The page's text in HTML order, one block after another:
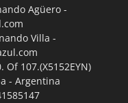
Agüero -
Villa -
Of 107.(X5152EYN)
- Argentina